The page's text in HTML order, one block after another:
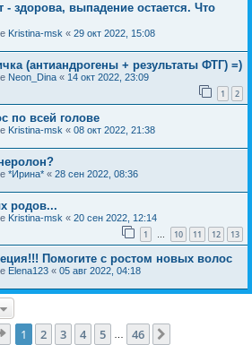
- здорова, выпадение остается. Что
Kristina-msk « 29 окт 2022, 15:08
(антиандрогены + результаты ФТГ) =)
Neon_Dina « 14 окт 2022, 23:09
1 2
по всей голове
Kristina-msk « 08 окт 2022, 21:38
*Ирина* « 28 сен 2022, 08:36
родов...
Kristina-msk « 20 сен 2022, 12:14
1 … 10 11 12 13
Помогите с ростом новых волос
Elena123 « 05 авг 2022, 04:18
Страница из 46
1 2 3 4 5 46